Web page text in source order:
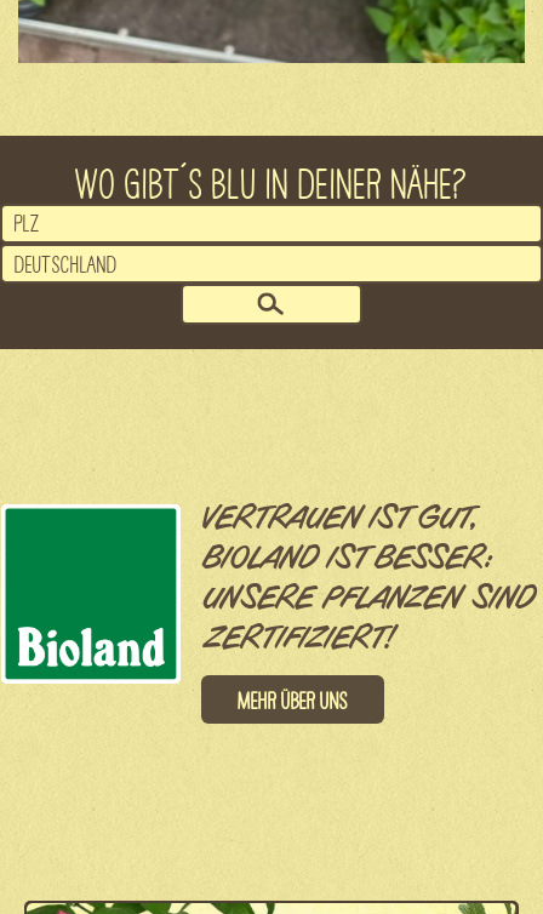
WO GIBT´S BLU IN DEINER NÄHE?
VERTRAUEN IST GUT,
BIOLAND IST BESSER:
UNSERE PFLANZEN SIND
ZERTIFIZIERT!
Mehr über uns